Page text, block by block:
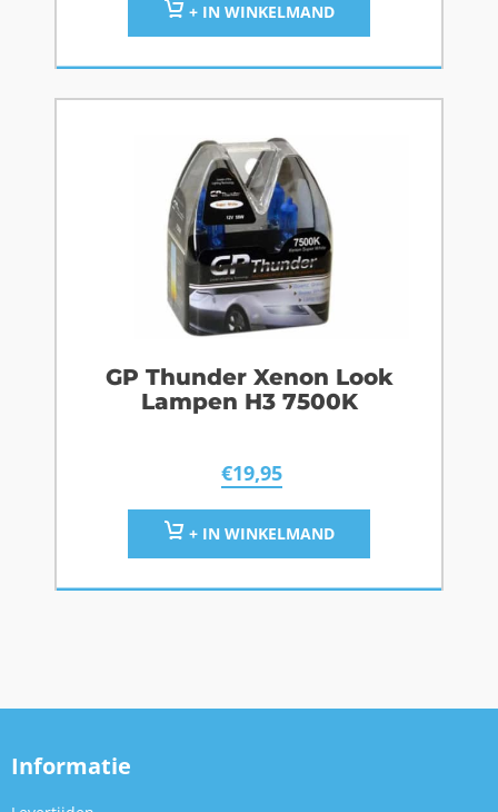
+ IN WINKELMAND
GP Thunder Xenon Look
Lampen H3 7500K
€19,95
+ IN WINKELMAND
Informatie